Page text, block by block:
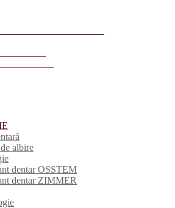
albire
dentar OSSTEM
dentar ZIMMER